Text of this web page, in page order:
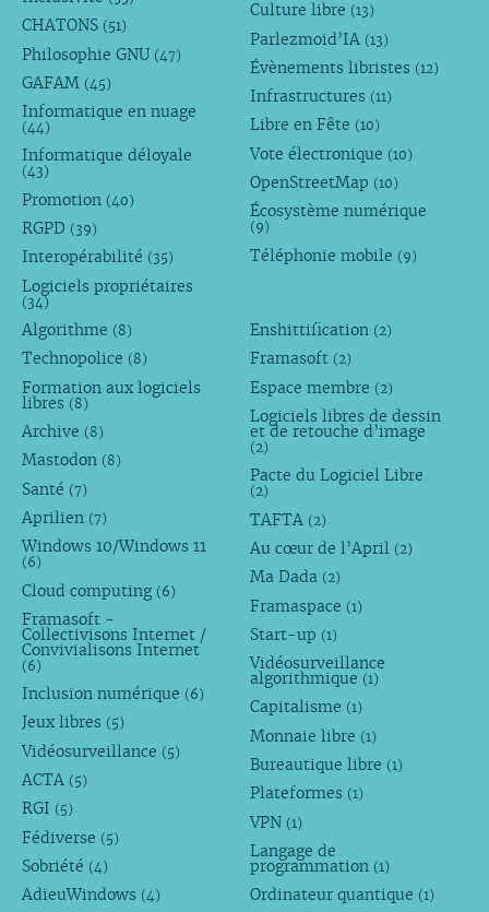
CHATONS (51)
Philosophie GNU (47)
GAFAM (45)
Informatique en nuage
(44)
Informatique déloyale
(43)
Promotion (40)
RGPD (39)
Interopérabilité (35)
Logiciels propriétaires
(34)
Culture libre (13)
Parlezmoid’IA (13)
Évènements libristes (12)
Infrastructures (11)
Libre en Fête (10)
Vote électronique (10)
OpenStreetMap (10)
Écosystème numérique
(9)
Téléphonie mobile (9)
Algorithme (8)
Technopolice (8)
Formation aux logiciels
libres (8)
Archive (8)
Mastodon (8)
Santé (7)
Aprilien (7)
Windows 10/Windows 11
(6)
Cloud computing (6)
Framasoft -
Collectivisons Internet /
Convivialisons Internet
(6)
Inclusion numérique (6)
Jeux libres (5)
Vidéosurveillance (5)
ACTA (5)
RGI (5)
Fédiverse (5)
Sobriété (4)
AdieuWindows (4)
Enshittification (2)
Framasoft (2)
Espace membre (2)
Logiciels libres de dessin
et de retouche d’image
(2)
Pacte du Logiciel Libre
(2)
TAFTA (2)
Au cœur de l’April (2)
Ma Dada (2)
Framaspace (1)
Start-up (1)
Vidéosurveillance
algorithmique (1)
Capitalisme (1)
Monnaie libre (1)
Bureautique libre (1)
Plateformes (1)
VPN (1)
Langage de
programmation (1)
Ordinateur quantique (1)